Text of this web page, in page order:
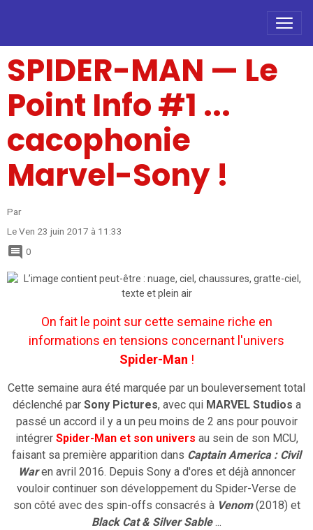
SPIDER-MAN — Le
Point Info #1 ...
cacophonie
Marvel-Sony !
Par
Le Ven 23 juin 2017 à 11:33
0
On fait le point sur cette semaine riche en
informations en tensions concernant l'univers
Spider-Man !
Cette semaine aura été marquée par un bouleversement total
déclenché par Sony Pictures, avec qui MARVEL Studios a
passé un accord il y a un peu moins de 2 ans pour pouvoir
intégrer Spider-Man et son univers au sein de son MCU,
faisant sa première apparition dans Captain America : Civil
Waren avril 2016. Depuis Sony a d'ores et déjà annoncer
vouloir continuer son développement du Spider-Verse de
son côté avec des spin-offs consacrés à Venom(2018) et
Black Cat & Silver Sable...